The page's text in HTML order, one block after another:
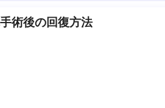
術後の回復方法